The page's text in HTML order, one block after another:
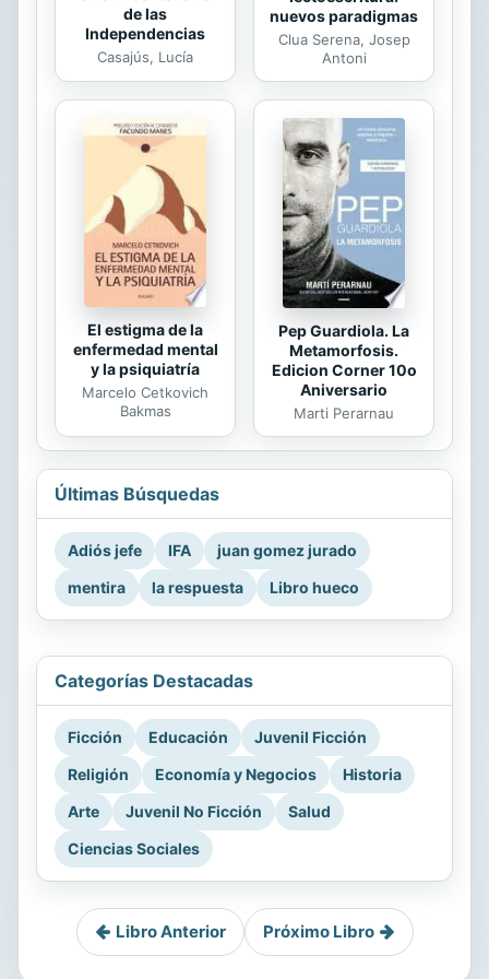
de las
Independencias
Casajús, Lucía
nuevos paradigmas
Clua Serena, Josep
Antoni
El estigma de la
enfermedad mental
y la psiquiatría
Marcelo Cetkovich
Bakmas
Pep Guardiola. La
Metamorfosis.
Edicion Corner 10o
Aniversario
Marti Perarnau
Últimas Búsquedas
Adiós jefe IFA
juan gomez jurado
mentira
la respuesta Libro hueco
Categorías Destacadas
Ficción Educación
Juvenil Ficción
Religión
Economía y Negocios
Historia
Arte
Juvenil No Ficción
Salud
Ciencias Sociales
Libro Anterior Próximo Libro